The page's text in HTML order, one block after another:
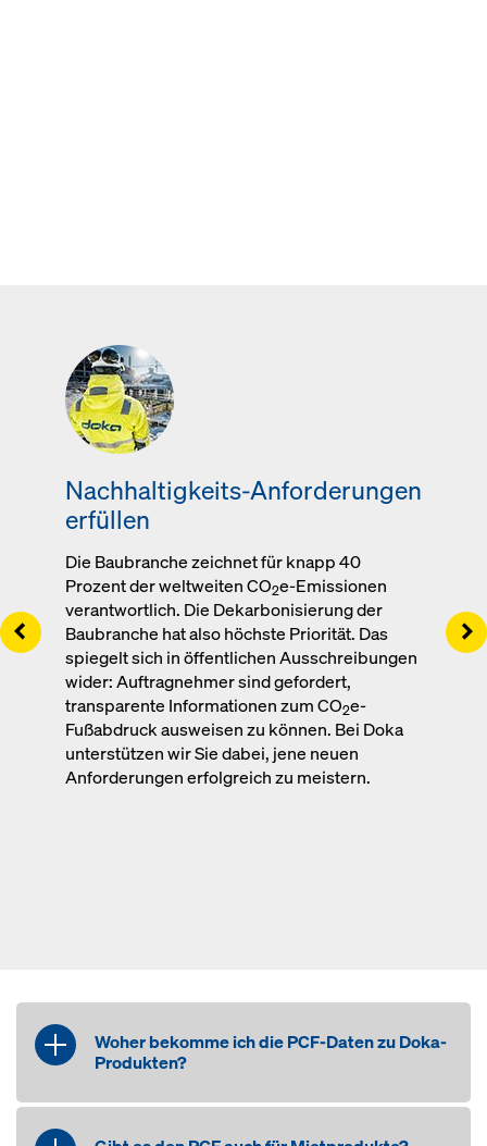
Nachhaltigkeits-Anforderungen
erfüllen
Die Baubranche zeichnet für knapp 40
Prozent der weltweiten CO2e-Emissionen
verantwortlich. Die Dekarbonisierung der
Baubranche hat also höchste Priorität. Das
spiegelt sich in öffentlichen Ausschreibungen
wider: Auftragnehmer sind gefordert,
transparente Informationen zum CO2e-
Fußabdruck ausweisen zu können. Bei Doka
unterstützen wir Sie dabei, jene neuen
Anforderungen erfolgreich zu meistern.
Left
Woher bekomme ich die PCF-Daten zu Doka-
Produkten?
Unsere Kund*innen erhalten auf
verschiedene Weise Zugang zu den